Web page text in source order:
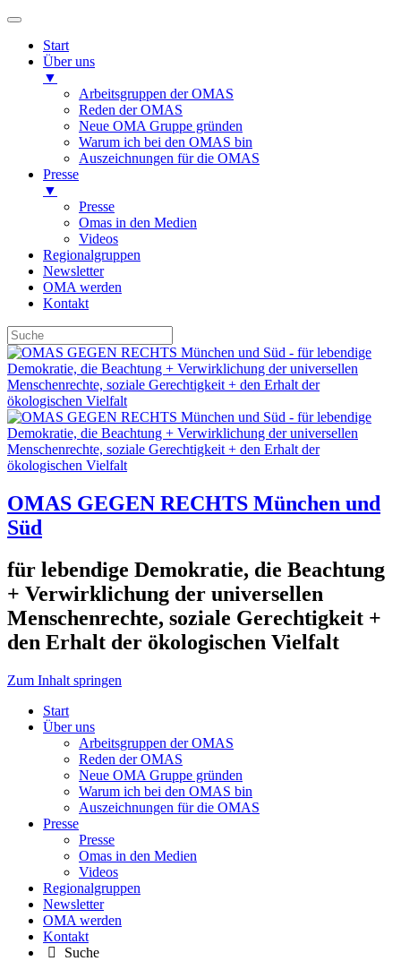
Start
Über uns
▼
Arbeitsgruppen der OMAS
Reden der OMAS
Neue OMA Gruppe gründen
Warum ich bei den OMAS bin
Auszeichnungen für die OMAS
Presse
▼
Presse
Omas in den Medien
Videos
Regionalgruppen
Newsletter
OMA werden
Kontakt
OMAS GEGEN RECHTS München und
Süd
für lebendige Demokratie, die Beachtung
+ Verwirklichung der universellen
Menschenrechte, soziale Gerechtigkeit +
den Erhalt der ökologischen Vielfalt
Zum Inhalt springen
Start
Über uns
Arbeitsgruppen der OMAS
Reden der OMAS
Neue OMA Gruppe gründen
Warum ich bei den OMAS bin
Auszeichnungen für die OMAS
Presse
Presse
Omas in den Medien
Videos
Regionalgruppen
Newsletter
OMA werden
Kontakt
Suche